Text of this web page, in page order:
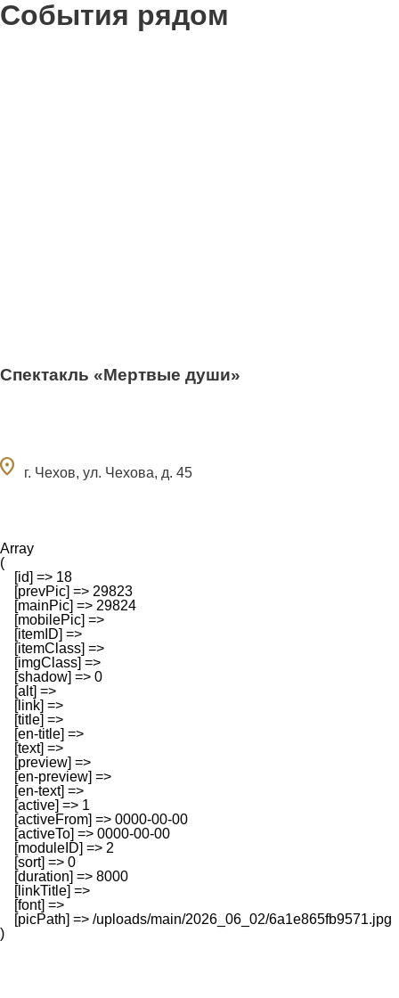
События рядом
Спектакль «Мертвые души»
г. Чехов, ул. Чехова, д. 45
Array
(
    [id] => 18
    [prevPic] => 29823
    [mainPic] => 29824
    [mobilePic] =>
    [itemID] =>
    [itemClass] =>
    [imgClass] =>
    [shadow] => 0
    [alt] =>
    [link] =>
    [title] =>
    [en-title] =>
    [text] =>
    [preview] =>
    [en-preview] =>
    [en-text] =>
    [active] => 1
    [activeFrom] => 0000-00-00
    [activeTo] => 0000-00-00
    [moduleID] => 2
    [sort] => 0
    [duration] => 8000
    [linkTitle] =>
    [font] =>
    [picPath] => /uploads/main/2026_06_02/6a1e865fb9571.jpg